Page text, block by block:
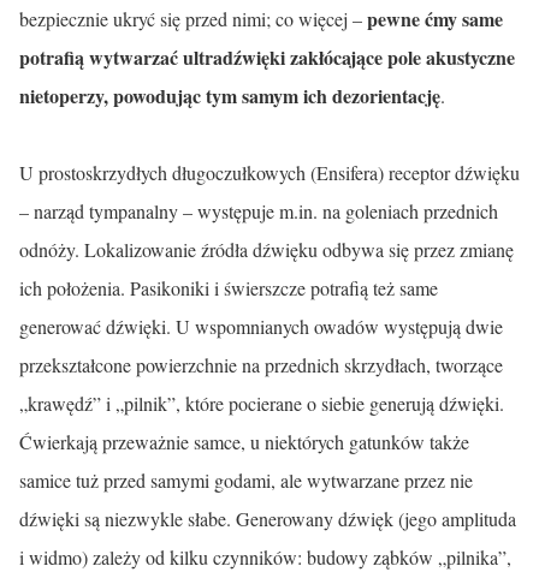
bezpiecznie ukryć się przed nimi; co więcej –pewne ćmy same
potrafią wytwarzać ultradźwięki zakłócające pole akustyczne
nietoperzy, powodując tym samym ich dezorientację.
U prostoskrzydłych długoczułkowych (Ensifera) receptor dźwięku
– na­rząd tympanalny – występuje m.in. na goleniach przednich
odnóży. Loka­lizowanie źródła dźwięku odbywa się przez zmianę
ich położenia. Pasikoniki i świerszcze potrafią też same
generować dźwięki. U wspomnianych owa­dów występują dwie
przekształcone powierzchnie na przednich skrzydłach, tworzące
„krawędź” i „pilnik”, które pocierane o siebie generują dźwięki.
Ćwierkają przeważnie samce, u niektórych gatunków także
samice tuż przed samymi godami, ale wytwarzane przez nie
dźwięki są niezwykle słabe. Generowany dźwięk (jego amplituda
i widmo) zależy od kilku czynników: budowy ząbków „pilnika”,